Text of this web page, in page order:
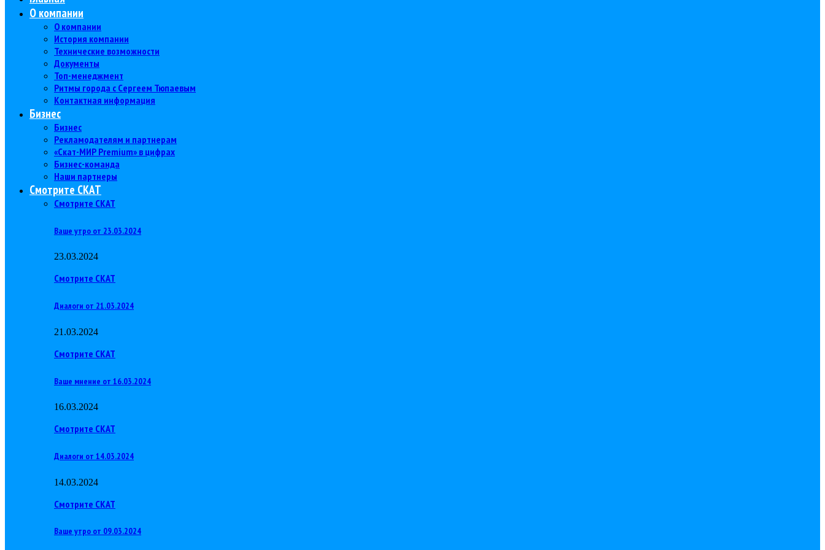
О компании
О компании
История компании
Технические возможности
Документы
Топ-менеджмент
Ритмы города с Сергеем Тюпаевым
Контактная информация
Бизнес
Бизнес
Рекламодателям и партнерам
«Скат-МИР Premium» в цифрах
Бизнес-команда
Наши партнеры
Смотрите СКАТ
Смотрите СКАТ
Ваше утро от 23.03.2024
23.03.2024
Смотрите СКАТ
Диалоги от 21.03.2024
21.03.2024
Смотрите СКАТ
Ваше мнение от 16.03.2024
16.03.2024
Смотрите СКАТ
Диалоги от 14.03.2024
14.03.2024
Смотрите СКАТ
Ваше утро от 09.03.2024